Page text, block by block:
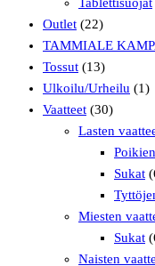
Outlet (22)
TAMMIALE
Tossut (13)
Ulkoilu/Urheilu (1)
Vaatteet (30)
Lasten
Sukat
Miesten
Sukat
Naisten